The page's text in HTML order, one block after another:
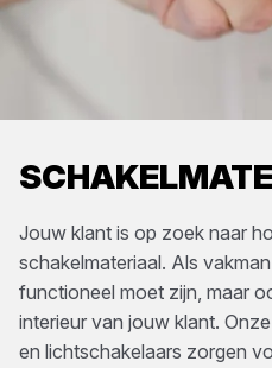
Jouw klant is op zoek naar
schakelmateriaal. Als
functioneel moet zijn, maar
interieur van jouw klant.
en lichtschakelaars zorgen